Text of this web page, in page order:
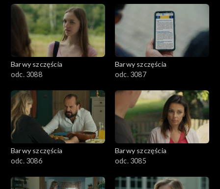
1101–1200
1001–1100
901–1000
801–900
782–800
Barwy szczęścia
odc. 3088
Barwy szczęścia
odc. 3087
Barwy szczęścia
odc. 3086
Barwy szczęścia
odc. 3085